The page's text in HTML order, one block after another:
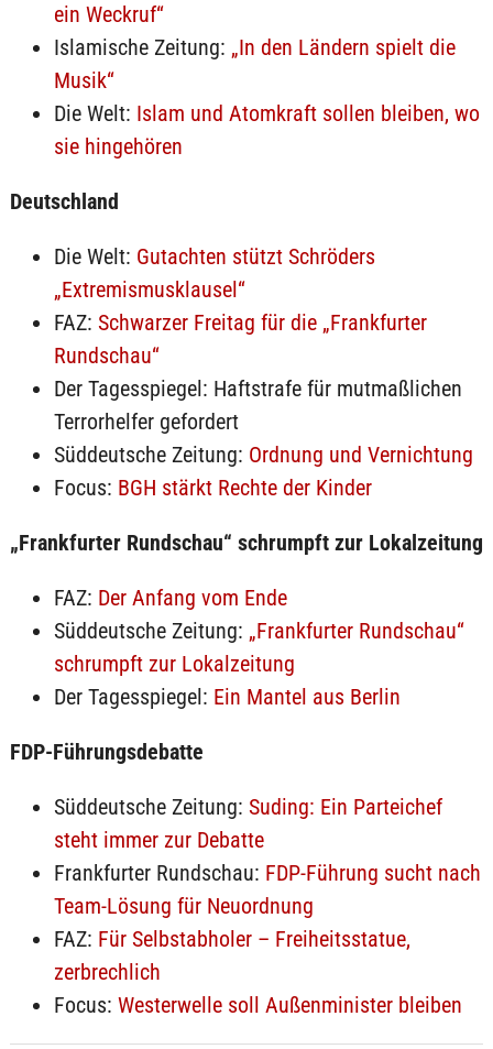
ein Weckruf“
Islamische Zeitung: „In den Ländern spielt die
Musik“
Die Welt: Islam und Atomkraft sollen bleiben, wo
sie hingehören
Deutschland
Die Welt: Gutachten stützt Schröders
„Extremismusklausel“
FAZ: Schwarzer Freitag für die „Frankfurter
Rundschau“
Der Tagesspiegel: Haftstrafe für mutmaßlichen
Terrorhelfer gefordert
Süddeutsche Zeitung: Ordnung und Vernichtung
Focus: BGH stärkt Rechte der Kinder
„Frankfurter Rundschau“ schrumpft zur Lokalzeitung
FAZ: Der Anfang vom Ende
Süddeutsche Zeitung: „Frankfurter Rundschau“
schrumpft zur Lokalzeitung
Der Tagesspiegel: Ein Mantel aus Berlin
FDP-Führungsdebatte
Süddeutsche Zeitung: Suding: Ein Parteichef
steht immer zur Debatte
Frankfurter Rundschau: FDP-Führung sucht nach
Team-Lösung für Neuordnung
FAZ: Für Selbstabholer – Freiheitsstatue,
zerbrechlich
Focus: Westerwelle soll Außenminister bleiben